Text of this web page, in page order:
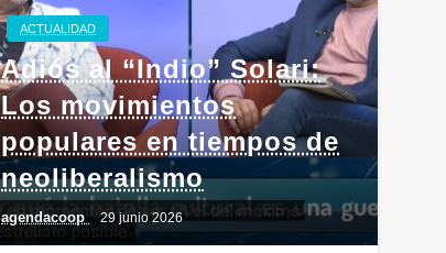
ACTUALIDAD
Adiós al “Indio” Solari:
Los movimientos
populares en tiempos de
neoliberalismo
agendacoop 29 junio 2026